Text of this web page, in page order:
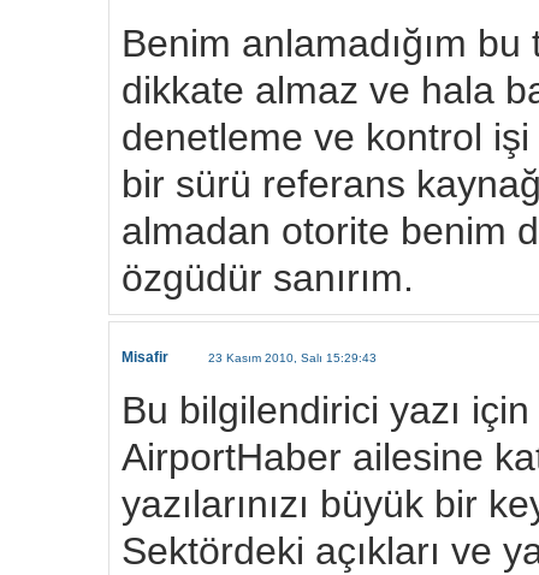
Benim anlamadığım
dikkate almaz ve hala
denetleme ve kontrol
bir sürü referans
almadan otorite benim
özgüdür sanırım.
Misafir 23 Kasım 2010, Salı 15:29:43
Bu bilgilendirici yazı
AirportHaber ailesine
yazılarınızı büyük bir
Sektördeki açıkları ve